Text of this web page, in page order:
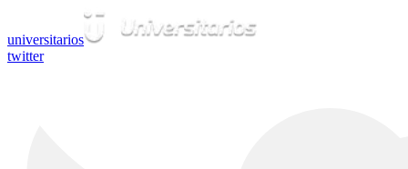
universitarios
twitter